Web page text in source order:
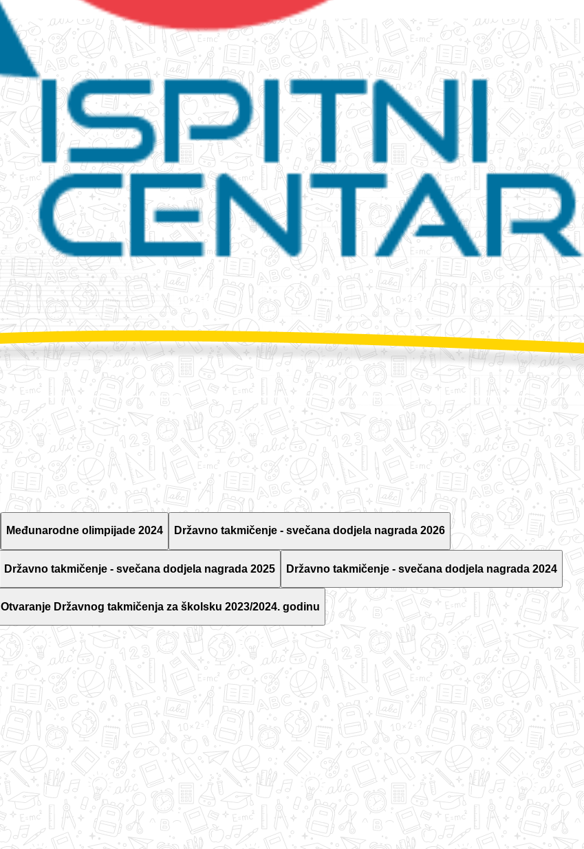
Međunarodne olimpijade 2024 Državno takmičenje - svečana dodjela nagrada 2026
Državno takmičenje - svečana dodjela nagrada 2025 Državno takmičenje - svečana dodjela nagrada 2024
Otvaranje Državnog takmičenja za školsku 2023/2024. godinu